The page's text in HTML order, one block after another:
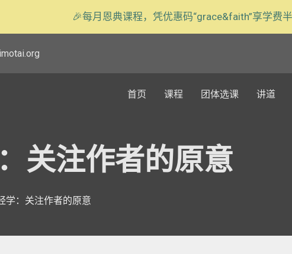
首页 课程 团体选课 讲道
关注作者的原意
学：关注作者的原意
🎉每月恩典课程，凭优惠码“grace&faith”享学费